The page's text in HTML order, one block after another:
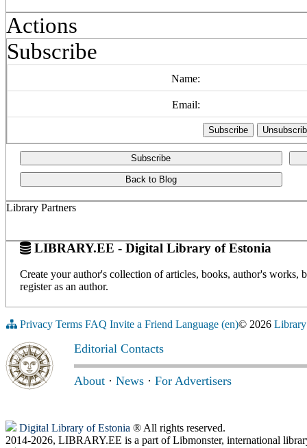
Actions
Subscribe
Name:
Email:
Subscribe
Back to Blog
Library Partners
LIBRARY.EE - Digital Library of Estonia
Create your author's collection of articles, books, author's
register as an author.
Privacy Terms FAQ Invite a Friend Language (en)© 2026
Editorial Contacts
About · News · For Advertisers
Digital Library of Estonia ® All rights reserved.
2014-2026, LIBRARY.EE is a part of Libmonster, international